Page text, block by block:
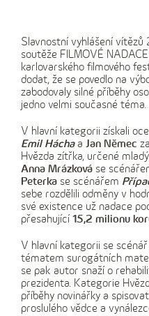
Slavnostní vyhlášení
soutěže FILMOVÉ
karlovarského filmového
dodat, že se povedlo na
zabodovaly silné příběhy
jedno velmi současné téma.
V hlavní kategorii získali
Emil Háchaa Jan Němec
Hvězda zítřka, určené
Anna Mrázková se
Peterka se scénářem
sebe rozdělili odměny v
své existence už nadace
přesahující15,2 milionu
V hlavní kategorii se scénář
tématem surogátních
se pak autor snaží o
prezidenta. Kategorie
příběhy novinářky a
proslulého vědce a